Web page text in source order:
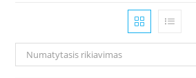
Numatytasis rikiavimas